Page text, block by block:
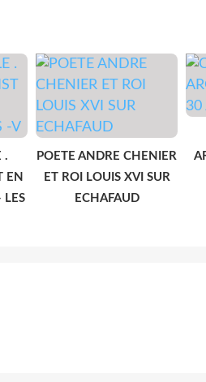
.
EN
LES
POETE ANDRE CHENIER
ET ROI LOUIS XVI SUR
ECHAFAUD